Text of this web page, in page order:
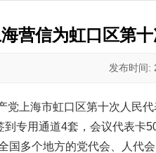
营信为虹口区第
发布时间:
党上海市虹口区第十次人民
专用通道4套，会议代表卡
国多个地方的党代会、人代